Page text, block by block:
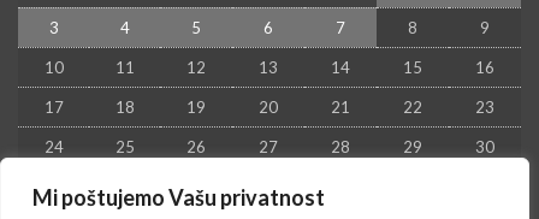
Mi poštujemo Vašu privatnost
3 4 5 6 7 8 9
10 11 12 13 14 15 16
17 18 19 20 21 22 23
24 25 26 27 28 29 30
31